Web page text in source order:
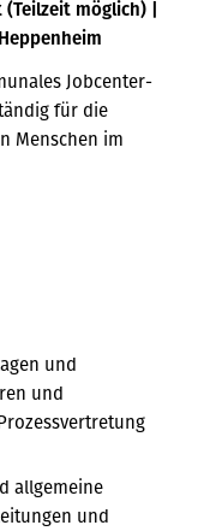
(Teilzeit möglich) |
Jobcenter-
für die
Menschen im
und
und
allgemeine
und